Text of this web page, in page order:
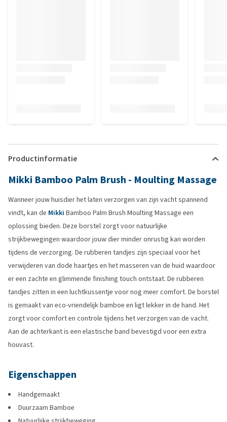
Productinformatie
Mikki Bamboo Palm Brush - Moulting Massage
Wanneer jouw huisdier het laten verzorgen van zijn vacht spannend
vindt, kan de Mikki Bamboo Palm Brush Moulting Massage een
oplossing bieden. Deze borstel zorgt voor natuurlijke
strijkbewegingen waardoor jouw dier minder onrustig kan worden
tijdens de verzorging. De rubberen tandjes zijn speciaal voor het
verwijderen van dode haartjes en het masseren van de huid waardoor
er een zachte en glimmende finishing touch ontstaat. De rubberen
tandjes zitten in een luchtkussentje voor nog meer comfort. De borstel
is gemaakt van eco-vriendelijk bamboe en ligt lekker in de hand. Het
zorgt voor comfort en controle tijdens het verzorgen van de vacht.
Aan de achterkant is een elastische band bevestigd voor een extra
houvast.
Eigenschappen
Handgemaakt
Duurzaam Bamboe